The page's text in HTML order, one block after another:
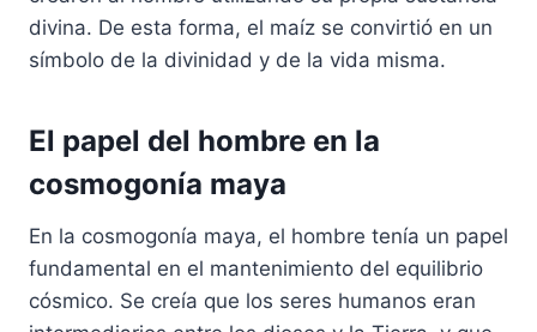
divina. De esta forma, el maíz se convirtió en un
símbolo de la divinidad y de la vida misma.
El papel del hombre en la
cosmogonía maya
En la cosmogonía maya, el hombre tenía un papel
fundamental en el mantenimiento del equilibrio
cósmico. Se creía que los seres humanos eran